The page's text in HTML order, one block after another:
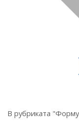
В рубриката